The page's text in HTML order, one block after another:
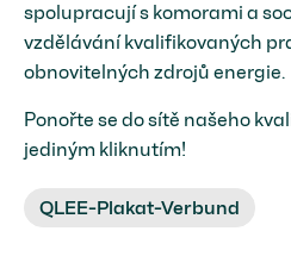
spolupracují s komorami a
vzdělávání kvalifikovaných
obnovitelných zdrojů energie.
Ponořte se do sítě našeho
jediným kliknutím!
QLEE-Plakat-Verbund